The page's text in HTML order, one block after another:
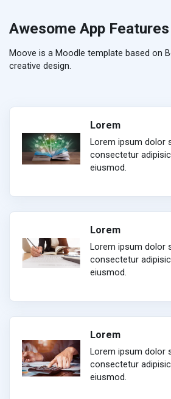
Awesome App Features
Moove is a Moodle template based on
creative design.
Lorem
Lorem ipsum dolor
consectetur
eiusmod.
Lorem
Lorem ipsum dolor
consectetur
eiusmod.
Lorem
Lorem ipsum dolor
consectetur
eiusmod.